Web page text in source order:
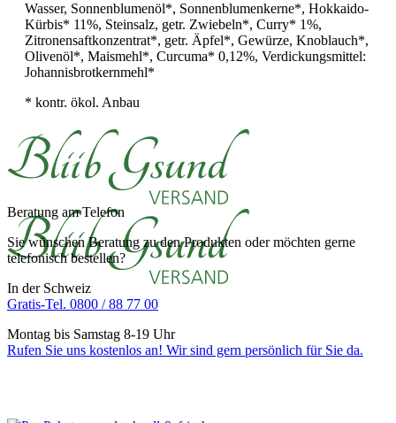
Wasser, Sonnenblumenöl*, Sonnenblumenkerne*, Hokkaido-
Kürbis* 11%, Steinsalz, getr. Zwiebeln*, Curry* 1%,
Zitronensaftkonzentrat*, getr. Äpfel*, Gewürze, Knoblauch*,
Olivenöl*, Maismehl*, Curcuma* 0,12%, Verdickungsmittel:
Johannisbrotkernmehl*
* kontr. ökol. Anbau
Beratung am Telefon
Sie wünschen Beratung zu den Produkten oder möchten gerne
telefonisch bestellen?
In der Schweiz
Gratis-Tel. 0800 / 88 77 00
Montag bis Samstag 8-19 Uhr
Rufen Sie uns kostenlos an! Wir sind gern persönlich für Sie da.